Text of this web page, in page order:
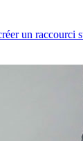
un raccourci